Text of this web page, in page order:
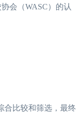
会（WASC）的认
合比较和筛选，最终